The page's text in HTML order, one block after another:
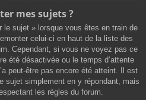
mes sujets ?
le sujet » lorsque vous êtes en train de
celui-ci en haut de la liste des
Cependant, si vous ne voyez pas ce
été désactivée ou le temps d’attente
peut-être pas encore été atteint. Il est
sujet simplement en y répondant, mais
les règles du forum.